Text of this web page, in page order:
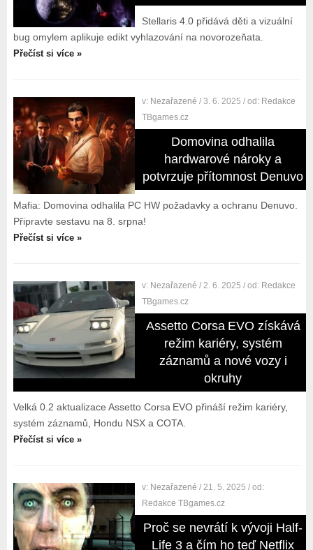
Stellaris 4.0 přidává děti a vizuální
bug omylem aplikuje edikt vyhlazování na novorozeňata.
Přečíst si více »
v: Nezařazené / 3. 6. 2025 / od: Redakce
TBgames.cz
Domovina odhalila
hardwarové nároky a
potvrzuje přítomnost Denuvo
Mafia: Domovina odhalila PC HW požadavky a ochranu Denuvo.
Připravte sestavu na 8. srpna!
Přečíst si více »
v: Nezařazené / 2. 6. 2025 / od: Redakce
TBgames.cz
Assetto Corsa EVO získává
režim kariéry, systém
záznamů a nové vozy i
okruhy
Velká 0.2 aktualizace Assetto Corsa EVO přináší režim kariéry,
systém záznamů, Hondu NSX a COTA.
Přečíst si více »
v: Nezařazené / 21. 5. 2025 / od:
Redakce TBgames.cz
Proč se nevrátí k vývoji Half-
Life 3 a čím ho teď Netflix